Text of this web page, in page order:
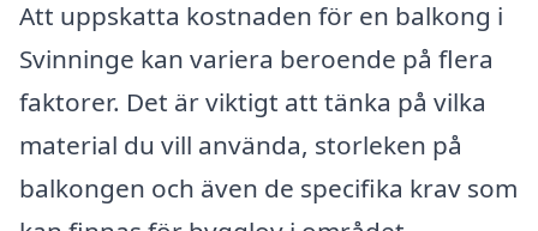
Att uppskatta kostnaden för en balkong i
Svinninge kan variera beroende på flera
faktorer. Det är viktigt att tänka på vilka
material du vill använda, storleken på
balkongen och även de specifika krav som